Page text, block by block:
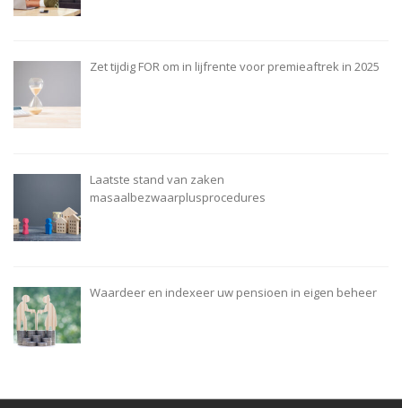
Zet tijdig FOR om in lijfrente voor premieaftrek in 2025
Laatste stand van zaken
masaalbezwaarplusprocedures
Waardeer en indexeer uw pensioen in eigen beheer